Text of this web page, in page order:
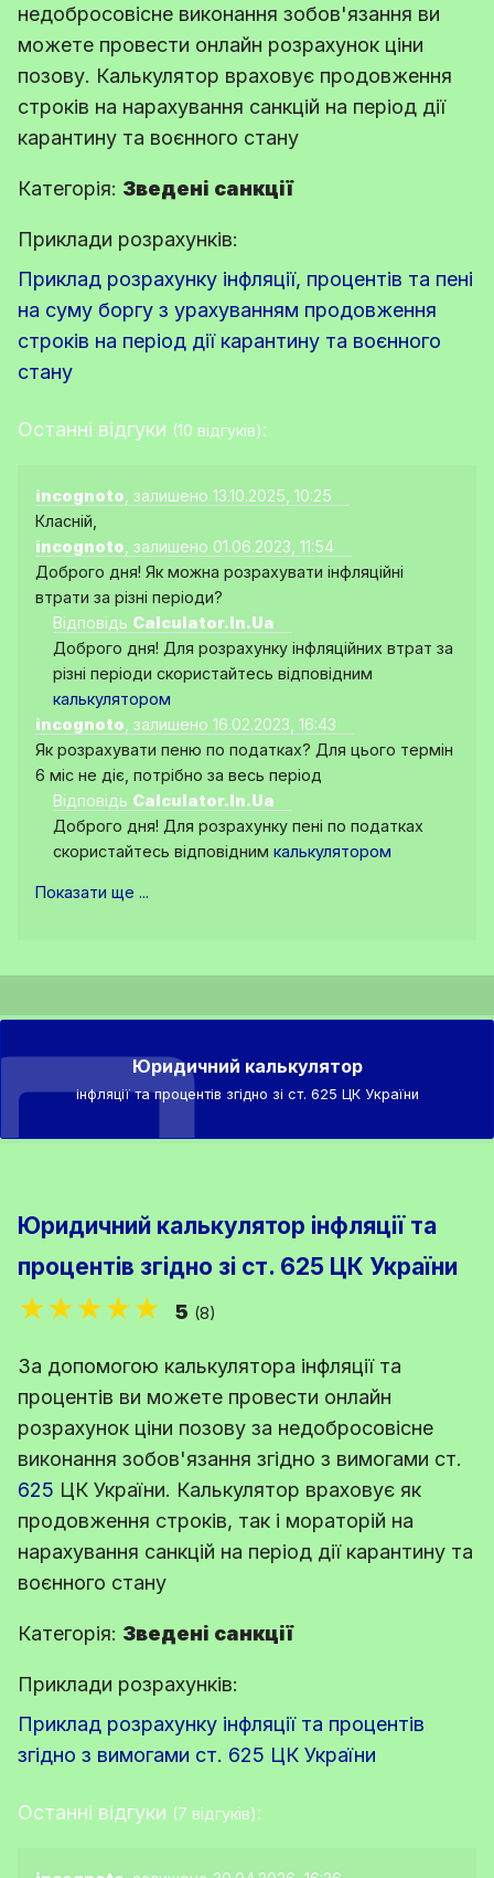
недобросовісне виконання зобов'язання ви
можете провести онлайн розрахунок ціни
позову. Калькулятор враховує продовження
строків на нарахування санкцій на період дії
карантину та воєнного стану
Категорія: Зведені санкції
Приклади розрахунків:
Приклад розрахунку інфляції, процентів та пені
на суму боргу з урахуванням продовження
строків на період дії карантину та воєнного
стану
Останні відгуки (10 відгуків):
incognoto , залишено 13.10.2025, 10:25
Класній,
incognoto , залишено 01.06.2023, 11:54
Доброго дня! Як можна розрахувати інфляційні
втрати за різні періоди?
Відповідь Calculator.In.Ua
Доброго дня! Для розрахунку інфляційних втрат за
різні періоди скористайтесь відповідним
калькулятором
incognoto , залишено 16.02.2023, 16:43
Як розрахувати пеню по податках? Для цього термін
6 міс не діє, потрібно за весь період
Відповідь Calculator.In.Ua
Доброго дня! Для розрахунку пені по податках
скористайтесь відповідним калькулятором
Показати ще ...
Юридичний калькулятор
інфляції та процентів згідно зі ст. 625 ЦК України
Юридичний калькулятор інфляції та
процентів згідно зі ст. 625 ЦК України
★★★★★ 5 (8)
За допомогою калькулятора інфляції та
процентів ви можете провести онлайн
розрахунок ціни позову за недобросовісне
виконання зобов'язання згідно з вимогами ст.
625 ЦК України. Калькулятор враховує як
продовження строків, так і мораторій на
нарахування санкцій на період дії карантину та
воєнного стану
Категорія: Зведені санкції
Приклади розрахунків:
Приклад розрахунку інфляції та процентів
згідно з вимогами ст. 625 ЦК України
Останні відгуки (7 відгуків):